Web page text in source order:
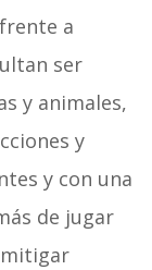
a
ser
y animales,
y
y con una
de jugar